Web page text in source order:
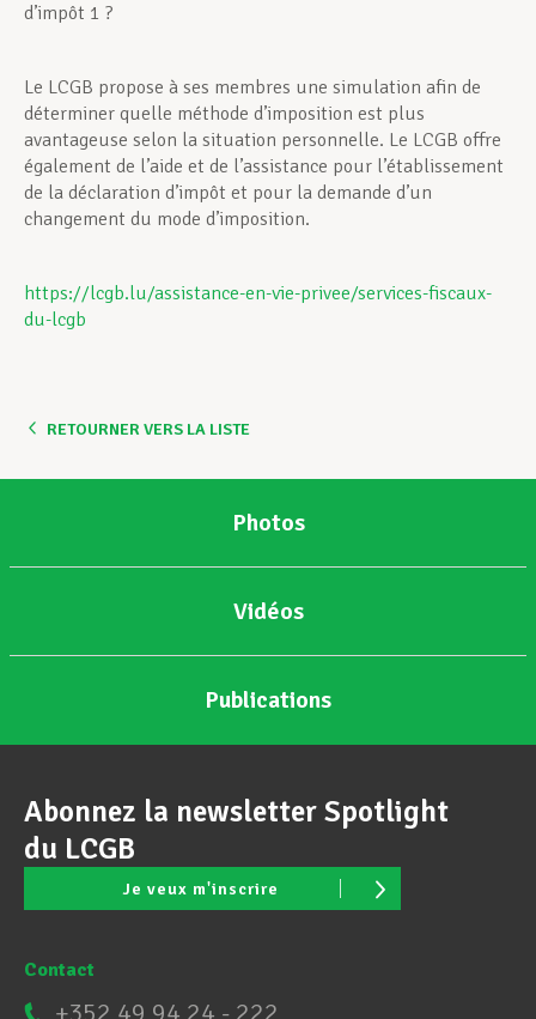
d’impôt 1 ?
Le LCGB propose à ses membres une simulation afin de
déterminer quelle méthode d’imposition est plus
avantageuse selon la situation personnelle. Le LCGB offre
également de l’aide et de l’assistance pour l’établissement
de la déclaration d’impôt et pour la demande d’un
changement du mode d’imposition.
https://lcgb.lu/assistance-en-vie-privee/services-fiscaux-
du-lcgb
RETOURNER VERS LA LISTE
Photos
Vidéos
Publications
Abonnez la newsletter Spotlight
du LCGB
Je veux m'inscrire
Contact
+352 49 94 24 - 222